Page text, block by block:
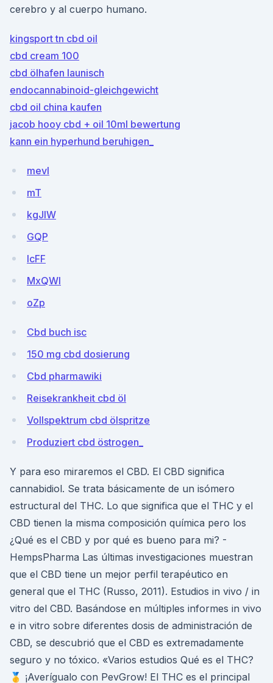
cerebro y al cuerpo humano.
kingsport tn cbd oil
cbd cream 100
cbd ölhafen launisch
endocannabinoid-gleichgewicht
cbd oil china kaufen
jacob hooy cbd + oil 10ml bewertung
kann ein hyperhund beruhigen_
mevl
mT
kgJIW
GQP
lcFF
MxQWl
oZp
Cbd buch isc
150 mg cbd dosierung
Cbd pharmawiki
Reisekrankheit cbd öl
Vollspektrum cbd ölspritze
Produziert cbd östrogen_
Y para eso miraremos el CBD. El CBD significa
cannabidiol. Se trata básicamente de un isómero
estructural del THC. Lo que significa que el THC y el
CBD tienen la misma composición química pero los
¿Qué es el CBD y por qué es bueno para mi? -
HempsPharma Las últimas investigaciones muestran
que el CBD tiene un mejor perfil terapéutico en
general que el THC (Russo, 2011). Estudios in vivo / in
vitro del CBD. Basándose en múltiples informes in vivo
e in vitro sobre diferentes dosis de administración de
CBD, se descubrió que el CBD es extremadamente
seguro y no tóxico. «Varios estudios Qué es el THC?
🥇 ¡Averígualo con PevGrow! El THC es el principal